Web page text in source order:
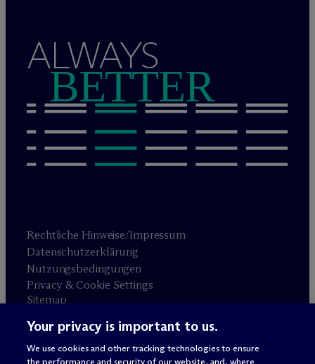
ALWAYS
BETTER
Rechtliche Hinweise/Impressum
Datenschutzerklärung
Nutzungsbedingungen
Privacy & Cookie Settings
Sitemap
Anwaltswerbung © 2026 M Dermott Will & Schulte
Your privacy is important to us.
We use cookies and other tracking technologies to ensure
the performance and security of our website, and, where